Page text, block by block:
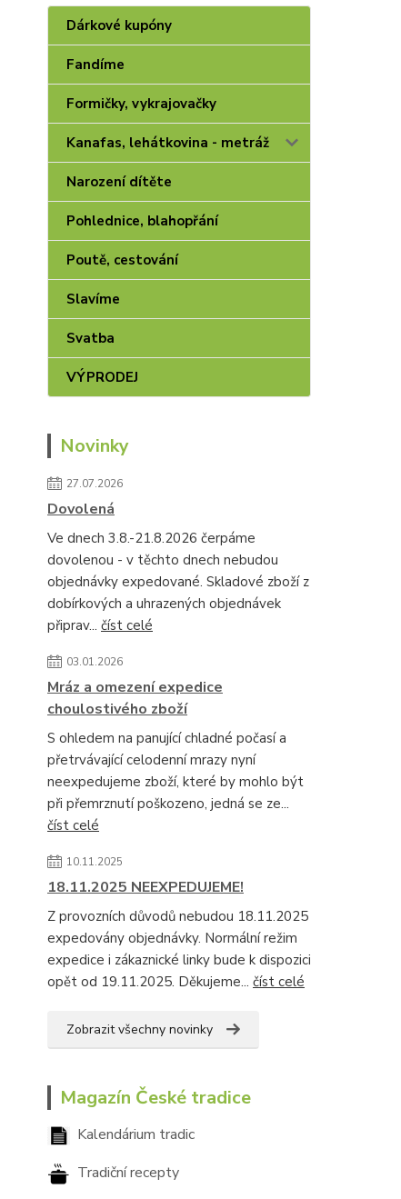
Dárkové kupóny
Fandíme
Formičky, vykrajovačky
Kanafas, lehátkovina - metráž
Narození dítěte
Pohlednice, blahopřání
Poutě, cestování
Slavíme
Svatba
VÝPRODEJ
Novinky
27.07.2026
Dovolená
Ve dnech 3.8.-21.8.2026 čerpáme
dovolenou - v těchto dnech nebudou
objednávky expedované. Skladové zboží z
dobírkových a uhrazených objednávek
připrav... číst celé
03.01.2026
Mráz a omezení expedice
choulostivého zboží
S ohledem na panující chladné počasí a
přetrvávající celodenní mrazy nyní
neexpedujeme zboží, které by mohlo být
při přemrznutí poškozeno, jedná se ze...
číst celé
10.11.2025
18.11.2025 NEEXPEDUJEME!
Z provozních důvodů nebudou 18.11.2025
expedovány objednávky. Normální režim
expedice i zákaznické linky bude k dispozici
opět od 19.11.2025. Děkujeme... číst celé
Zobrazit všechny novinky
Magazín České tradice
Kalendárium tradic
Tradiční recepty